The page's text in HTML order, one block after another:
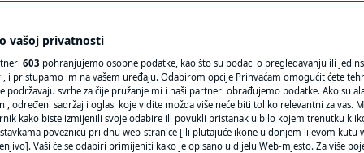
N1(DIS)INFO
FOTO
VIDEO
ukinuli cenzuru
komentara
vašoj privatnosti
603 pohranjujemo osobne podatke, kao što su podaci o pregledavanju ili
i pristupamo im na vašem uređaju. Odabirom opcije Prihvaćam omogućit ćete
podržavaju svrhe za čije pružanje mi i naši partneri obrađujemo podatke. Ako su
određeni sadržaj i oglasi koje vidite možda više neće biti toliko relevantni za vas.
kako biste izmijenili svoje odabire ili povukli pristanak u bilo kojem trenutku
poveznicu pri dnu web-stranice [ili plutajuće ikone u donjem lijevom kutu
Vaši će se odabiri primijeniti kako je opisano u dijelu Web-mjesto. Za više